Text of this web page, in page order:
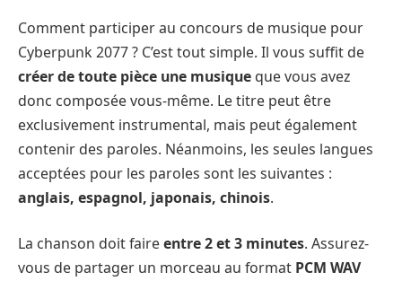
Comment participer au concours de musique pour
Cyberpunk 2077 ? C’est tout simple. Il vous suffit de
créer de toute pièce une musique que vous avez
donc composée vous-même. Le titre peut être
exclusivement instrumental, mais peut également
contenir des paroles. Néanmoins, les seules langues
acceptées pour les paroles sont les suivantes :
anglais, espagnol, japonais, chinois.
La chanson doit faireentre 2 et 3 minutes. Assurez-
vous de partager un morceau au format PCM WAV